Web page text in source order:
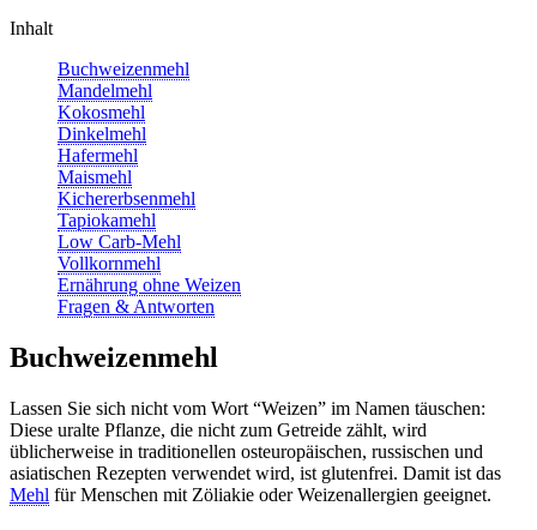
Inhalt
Buchweizenmehl
Mandelmehl
Kokosmehl
Dinkelmehl
Hafermehl
Maismehl
Kichererbsenmehl
Tapiokamehl
Low Carb-Mehl
Vollkornmehl
Ernährung ohne Weizen
Fragen & Antworten
Buchweizenmehl
Lassen Sie sich nicht vom Wort “Weizen” im Namen täuschen:
Diese uralte Pflanze, die nicht zum Getreide zählt, wird
üblicherweise in traditionellen osteuropäischen, russischen und
asiatischen Rezepten verwendet wird, ist glutenfrei. Damit ist das
Mehl für Menschen mit Zöliakie oder Weizenallergien geeignet.